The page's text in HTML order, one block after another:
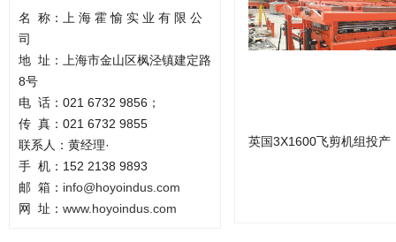
名 称：上 海 霍 愉 实 业 有 限 公
司
地 址：上海市金山区枫泾镇建定路
8号
电 话： 021 6732 9856；
传 真： 021 6732 9855
联系人：黄经理·
手 机： 152 2138 9893
邮 箱： info@hoyoindus.com
网
址： www.hoyoindus.com
英国3X1600飞剪机组投产